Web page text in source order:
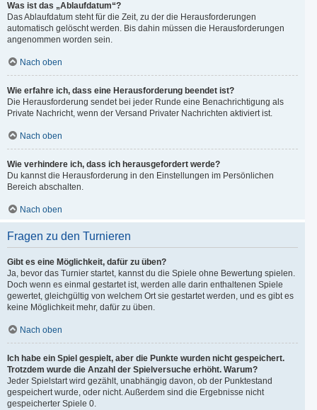
Was ist das „Ablaufdatum“?
Das Ablaufdatum steht für die Zeit, zu der die Herausforderungen
automatisch gelöscht werden. Bis dahin müssen die Herausforderungen
angenommen worden sein.
Nach oben
Wie erfahre ich, dass eine Herausforderung beendet ist?
Die Herausforderung sendet bei jeder Runde eine Benachrichtigung als
Private Nachricht, wenn der Versand Privater Nachrichten aktiviert ist.
Nach oben
Wie verhindere ich, dass ich herausgefordert werde?
Du kannst die Herausforderung in den Einstellungen im Persönlichen
Bereich abschalten.
Nach oben
Fragen zu den Turnieren
Gibt es eine Möglichkeit, dafür zu üben?
Ja, bevor das Turnier startet, kannst du die Spiele ohne Bewertung spielen.
Doch wenn es einmal gestartet ist, werden alle darin enthaltenen Spiele
gewertet, gleichgültig von welchem Ort sie gestartet werden, und es gibt es
keine Möglichkeit mehr, dafür zu üben.
Nach oben
Ich habe ein Spiel gespielt, aber die Punkte wurden nicht gespeichert.
Trotzdem wurde die Anzahl der Spielversuche erhöht. Warum?
Jeder Spielstart wird gezählt, unabhängig davon, ob der Punktestand
gespeichert wurde, oder nicht. Außerdem sind die Ergebnisse nicht
gespeicherter Spiele 0.